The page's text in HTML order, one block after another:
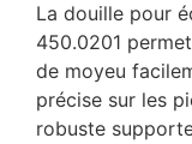
La douille pour
450.0201
de moyeu
précise sur les
robuste